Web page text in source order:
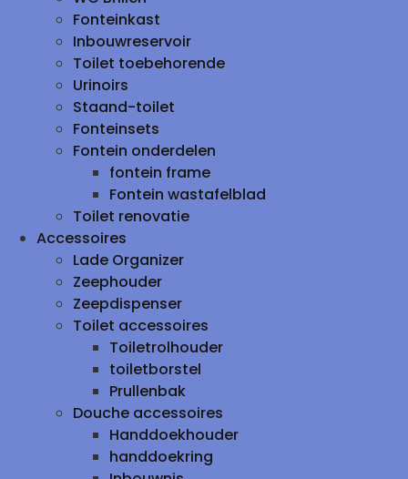
Fonteinkast
Inbouwreservoir
Toilet toebehorende
Urinoirs
Staand-toilet
Fonteinsets
Fontein onderdelen
fontein frame
Fontein wastafelblad
Toilet renovatie
Accessoires
Lade Organizer
Zeephouder
Zeepdispenser
Toilet accessoires
Toiletrolhouder
toiletborstel
Prullenbak
Douche accessoires
Handdoekhouder
handdoekring